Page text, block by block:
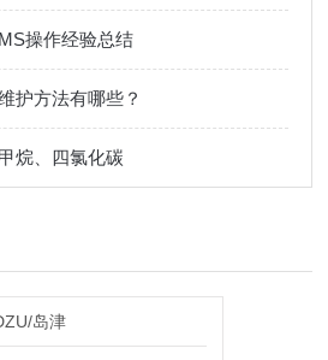
操作经验总结
护方法有哪些？
烷、四氯化碳
岛津